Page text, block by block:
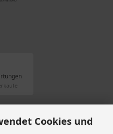
Cookies und